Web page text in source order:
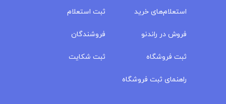
استعلام‌های خرید
فروش در راندنو
ثبت فروشگاه
راهنمای ثبت فروشگاه
ثبت استعلام
فروشندگان
ثبت شکایت